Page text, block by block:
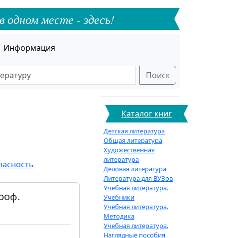
месте - здесь!
Информация
Поиск
Каталог книг
Детская литература
Общая литература
Художественная
литература
Деловая литература
Литература для ВУЗов
Учебная литература.
Учебники
Учебная литература.
Методика
Учебная литература.
Наглядные пособия